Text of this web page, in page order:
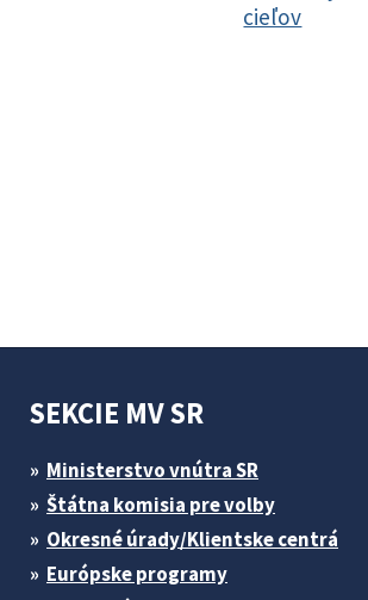
cieľov
SEKCIE MV SR
Ministerstvo vnútra SR
Štátna komisia pre volby
Okresné úrady/Klientske centrá
Európske programy